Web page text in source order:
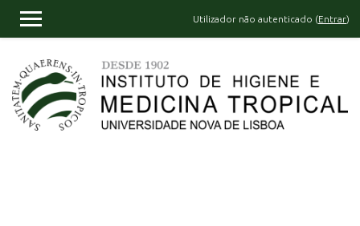
Utilizador não autenticado (Entrar)